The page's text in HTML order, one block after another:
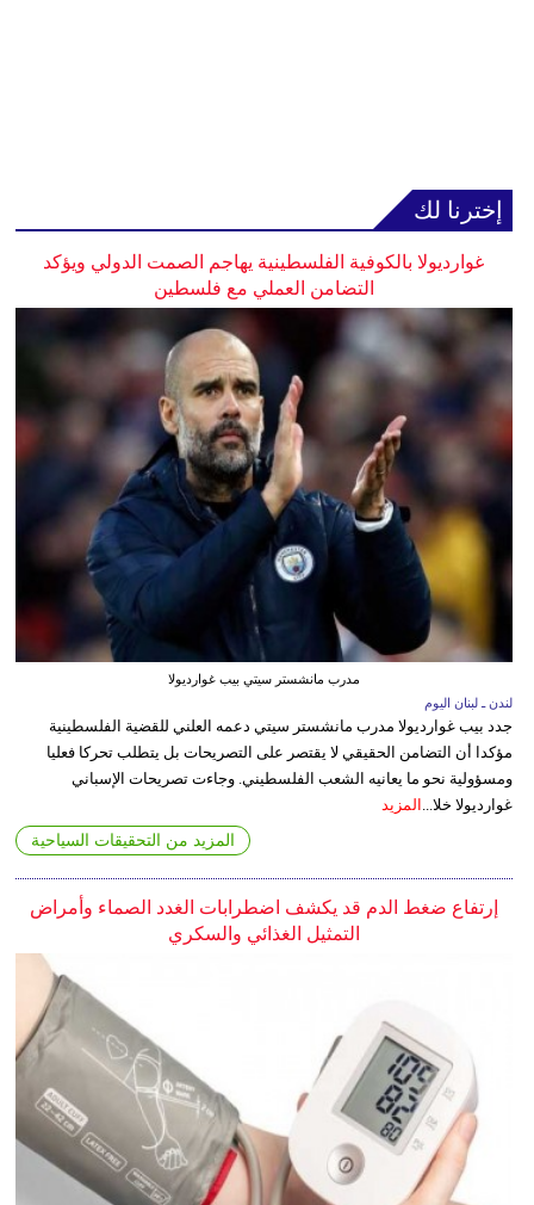
إخترنا لك
غوارديولا بالكوفية الفلسطينية يهاجم الصمت الدولي ويؤكد
التضامن العملي مع فلسطين
مدرب مانشستر سيتي بيب غوارديولا
لندن ـ لبنان اليوم
جدد بيب غوارديولا مدرب مانشستر سيتي دعمه العلني للقضية الفلسطينية
مؤكدا أن التضامن الحقيقي لا يقتصر على التصريحات بل يتطلب تحركا فعليا
ومسؤولية نحو ما يعانيه الشعب الفلسطيني. وجاءت تصريحات الإسباني
غوارديولا خلا... المزيد
المزيد من التحقيقات السياحية
إرتفاع ضغط الدم قد يكشف اضطرابات الغدد الصماء وأمراض
التمثيل الغذائي والسكري